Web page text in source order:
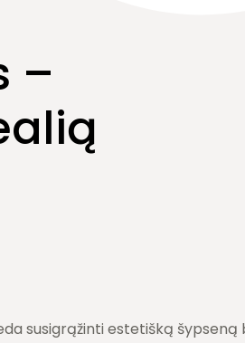
–
susigrąžinti estetišką šypseną